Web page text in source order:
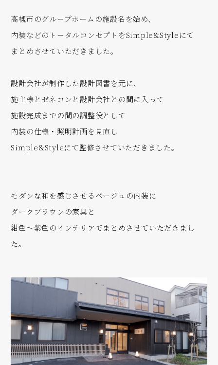
高槻市のグループホームの施設名を始め、
内装などのトータルコンセプトをSimple&Styleにて
まとめさせていただきました。
設計会社が制作した設計図書を元に、
施主様とゼネコンと設計会社との間に入って
施設完成までの間の調整役として
内装の仕様・照明計画を見直し
Simple&Styleにて監修させていただきました。
モダンな和を感じさせるベージュの内装に
ダークブラウンの家具と
紺色〜紫色のインテリアでまとめさせていただきまし
た。